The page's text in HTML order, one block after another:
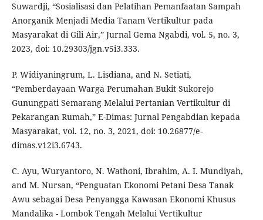
Suwardji, “Sosialisasi dan Pelatihan Pemanfaatan Sampah
Anorganik Menjadi Media Tanam Vertikultur pada
Masyarakat di Gili Air,” Jurnal Gema Ngabdi, vol. 5, no. 3,
2023, doi: 10.29303/jgn.v5i3.333.
P. Widiyaningrum, L. Lisdiana, and N. Setiati,
“Pemberdayaan Warga Perumahan Bukit Sukorejo
Gunungpati Semarang Melalui Pertanian Vertikultur di
Pekarangan Rumah,” E-Dimas: Jurnal Pengabdian kepada
Masyarakat, vol. 12, no. 3, 2021, doi: 10.26877/e-
dimas.v12i3.6743.
C. Ayu, Wuryantoro, N. Wathoni, Ibrahim, A. I. Mundiyah,
and M. Nursan, “Penguatan Ekonomi Petani Desa Tanak
Awu sebagai Desa Penyangga Kawasan Ekonomi Khusus
Mandalika - Lombok Tengah Melalui Vertikultur